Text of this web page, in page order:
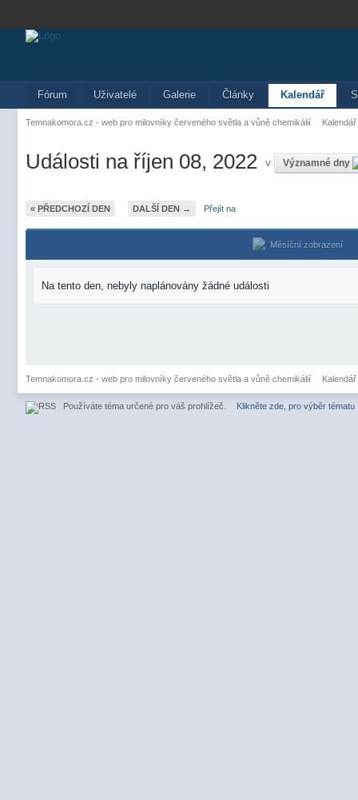
Fórum Uživatelé Galerie Články Kalendář
Temnakomora.cz - web pro milovníky červeného světla a vůně chemikálií Kalendář
Události na říjen 08, 2022 v Významné dny
« PŘEDCHOZÍ DEN DALŠÍ DEN → Přejít na
Měsíční zobrazení
Na tento den, nebyly naplánovány žádné události
Temnakomora.cz - web pro milovníky červeného světla a vůně chemikálií Kalendář
Používáte téma určené pro váš prohlížeč. Klikněte zde, pro výběr tématu